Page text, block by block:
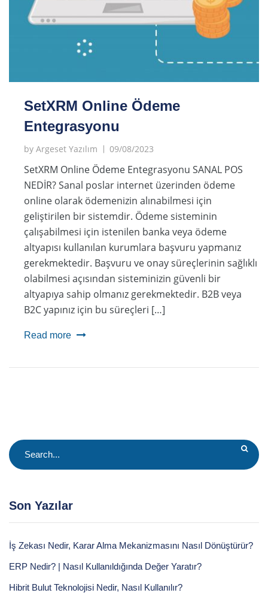
SetXRM Online Ödeme
Entegrasyonu
by Argeset Yazılım 09/08/2023
SetXRM Online Ödeme Entegrasyonu SANAL POS
NEDİR? Sanal poslar internet üzerinden ödeme
online olarak ödemenizin alınabilmesi için
geliştirilen bir sistemdir. Ödeme sisteminin
çalışabilmesi için istenilen banka veya ödeme
altyapısı kullanılan kurumlara başvuru yapmanız
gerekmektedir. Başvuru ve onay süreçlerinin sağlıklı
olabilmesi açısından sisteminizin güvenli bir
altyapıya sahip olmanız gerekmektedir. B2B veya
B2C yapınız için bu süreçleri […]
Read more
Son Yazılar
İş Zekası Nedir, Karar Alma Mekanizmasını Nasıl Dönüştürür?
ERP Nedir? | Nasıl Kullanıldığında Değer Yaratır?
Hibrit Bulut Teknolojisi Nedir, Nasıl Kullanılır?